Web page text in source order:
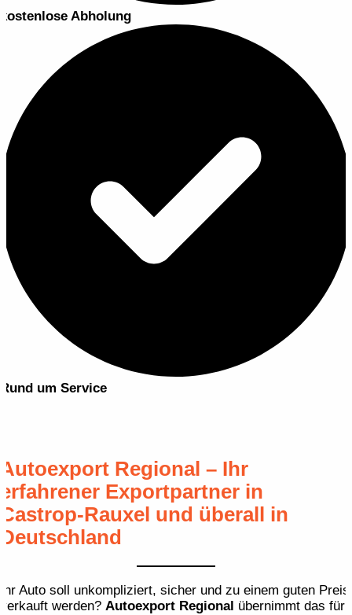
kostenlose Abholung
Rund um Service
Autoexport Regional – Ihr
erfahrener Exportpartner in
Castrop-Rauxel und überall in
Deutschland
Ihr Auto soll unkompliziert, sicher und zu einem guten Preis
verkauft werden? Autoexport Regional übernimmt das für